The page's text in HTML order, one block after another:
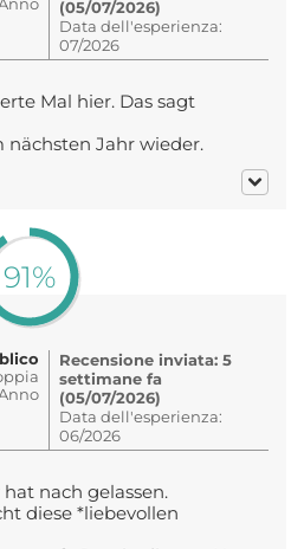
(05/07/2026)
Data dell'esperienza:
07/2026
Mal hier. Das sagt
Jahr wieder.
91%
Recensione inviata: 5
settimane fa
(05/07/2026)
Data dell'esperienza:
06/2026
nach gelassen.
diese *liebevollen